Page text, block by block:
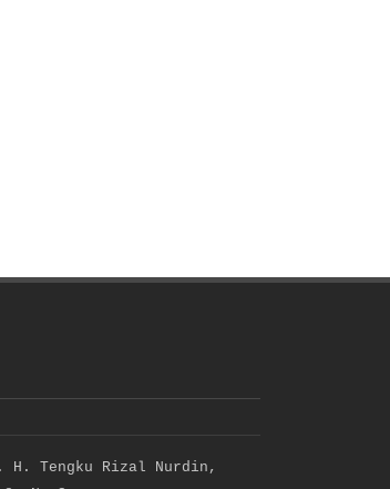
H. Tengku Rizal Nurdin,